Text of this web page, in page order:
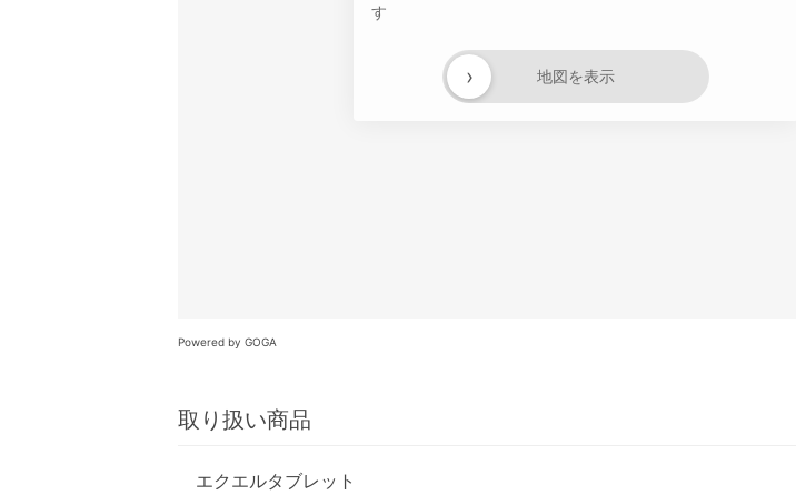
す
地図を表示
›
Powered by GOGA
取り扱い商品
エクエルタブレット